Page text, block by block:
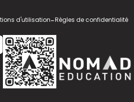
d'utilisation-Règles de confidentialité